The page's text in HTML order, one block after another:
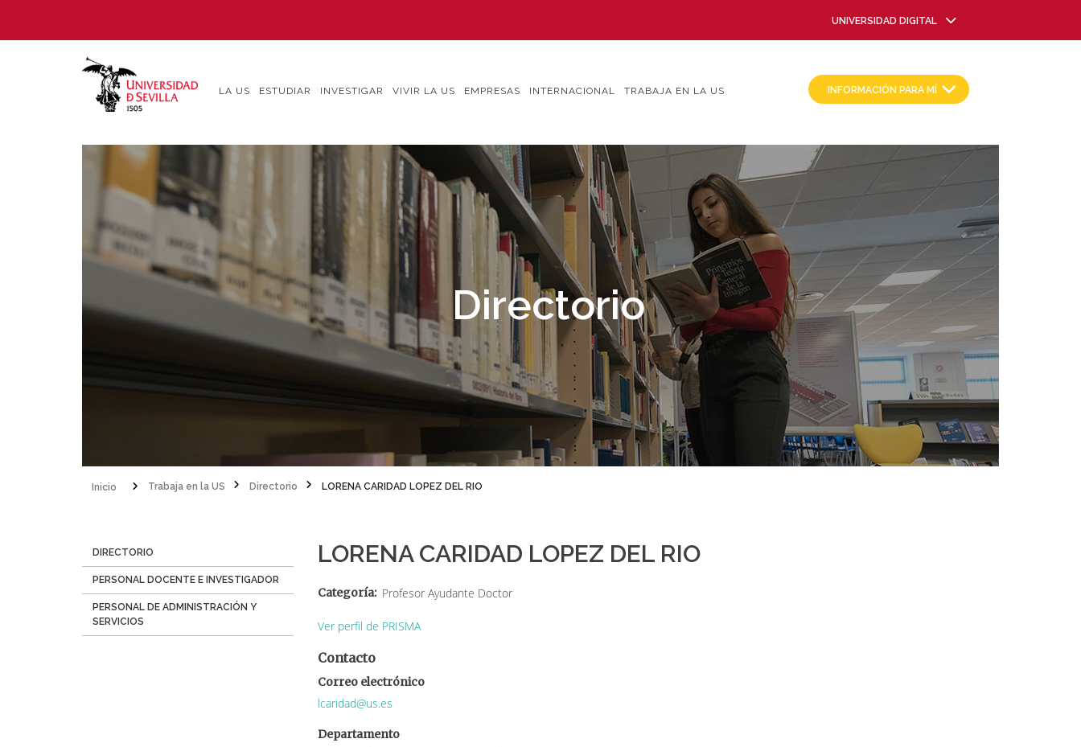
contenido
UNIVERSIDAD DIGITAL
LA US ESTUDIAR INVESTIGAR VIVIR LA US EMPRESAS INTERNACIONAL TRABAJA EN LA US INFORMACIÓN PARA MÍ
Directorio
de
ayuda
a
Trabaja en la US
Directorio LORENA CARIDAD LOPEZ DEL RIO
LORENA CARIDAD LOPEZ DEL RIO
Categoría Profesor Ayudante Doctor
Ver perfil de PRISMA
Contacto
Correo electrónico
lcaridad@us.es
Departamento
Menú
Directorio
DIRECTORIO
PERSONAL DOCENTE E INVESTIGADOR
PERSONAL DE ADMINISTRACIÓN Y
SERVICIOS